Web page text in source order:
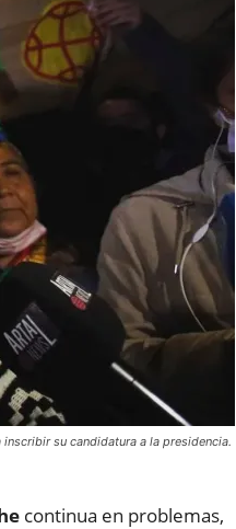
su candidatura a la presidencia.
continua en problemas,